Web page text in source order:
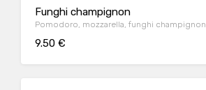
Funghi champignon
Pomodoro, mozzarella, funghi champignon
9.50 €